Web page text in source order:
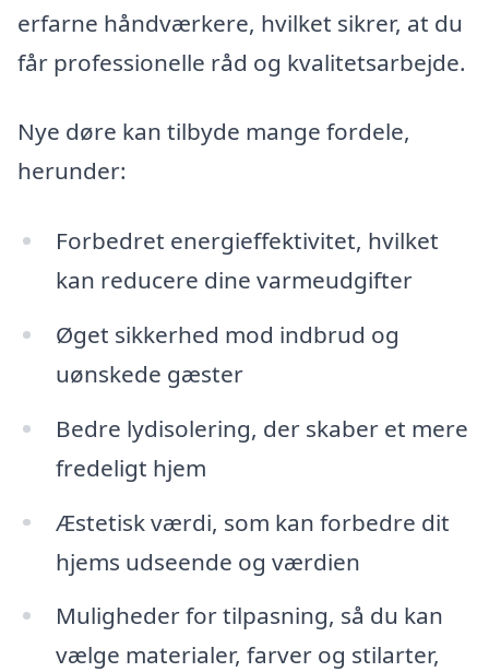
erfarne håndværkere, hvilket sikrer, at du
får professionelle råd og kvalitetsarbejde.
Nye døre kan tilbyde mange fordele,
herunder:
Forbedret energieffektivitet, hvilket
kan reducere dine varmeudgifter
Øget sikkerhed mod indbrud og
uønskede gæster
Bedre lydisolering, der skaber et mere
fredeligt hjem
Æstetisk værdi, som kan forbedre dit
hjems udseende og værdien
Muligheder for tilpasning, så du kan
vælge materialer, farver og stilarter,